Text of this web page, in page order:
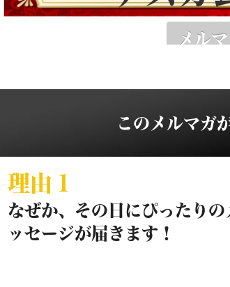
メル
このメルマガ
理由１
なぜか、その日にぴったりの
ッセージが届きます！